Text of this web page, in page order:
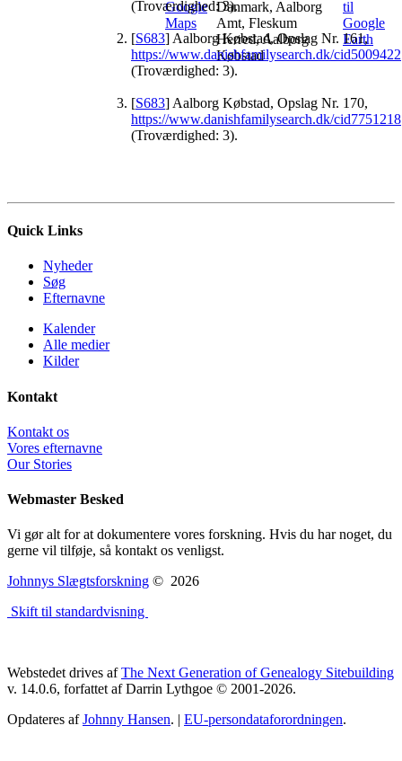
Danmark, Aalborg
Amt, Fleskum
Herred, Aalborg
Købstad
(Troværdighed: 3).
[S683] Aalborg Købstad, Opslag Nr. 161,
https://www.danishfamilysearch.dk/cid5009422
(Troværdighed: 3).
[S683] Aalborg Købstad, Opslag Nr. 170,
https://www.danishfamilysearch.dk/cid7751218
(Troværdighed: 3).
Quick Links
Nyheder
Søg
Efternavne
Kalender
Alle medier
Kilder
Kontakt
Kontakt os
Vores efternavne
Our Stories
Webmaster Besked
Vi gør alt for at dokumentere vores forskning. Hvis du har noget, du
gerne vil tilføje, så kontakt os venligst.
Johnnys Slægtsforskning © 2026
Skift til standardvisning
Webstedet drives afThe Next Generation of Genealogy Sitebuilding
v. 14.0.6, forfattet af Darrin Lythgoe © 2001-2026.
Opdateres afJohnny Hansen. | EU-persondataforordningen.